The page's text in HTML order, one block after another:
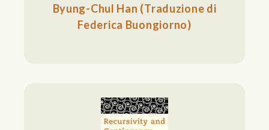
Byung-Chul Han (Traduzione di
Federica Buongiorno)